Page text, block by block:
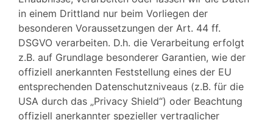
in einem Drittland nur beim Vorliegen der
besonderen Voraussetzungen der Art. 44 ff.
DSGVO verarbeiten. D.h. die Verarbeitung erfolgt
z.B. auf Grundlage besonderer Garantien, wie der
offiziell anerkannten Feststellung eines der EU
entsprechenden Datenschutzniveaus (z.B. für die
USA durch das „Privacy Shield“) oder Beachtung
offiziell anerkannter spezieller vertraglicher